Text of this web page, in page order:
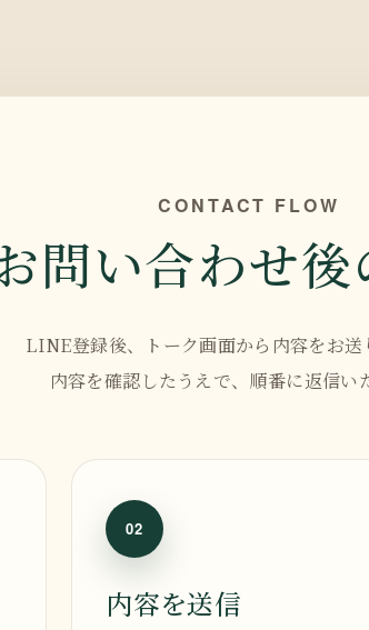
CONTACT FLOW
問い合わせ
LINE登録後、トーク画面から内容をお送
内容を確認したうえで、順番に返信い
02
内容を送信